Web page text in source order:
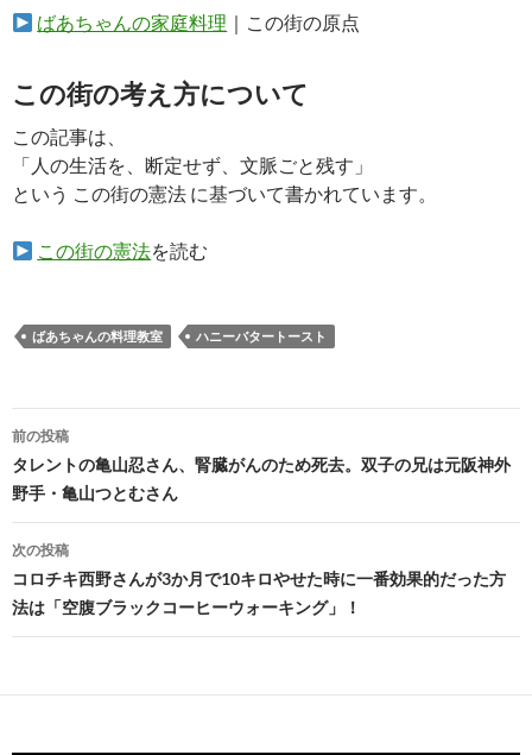
ばあちゃんの家庭料理 ｜この街の原点
この街の考え方について
この記事は、
「人の生活を、断定せず、文脈ごと残す」
という この街の憲法 に基づいて書かれています。
この街の憲法を読む
ばあちゃんの料理教室 ハニーバタートースト
投
稿
ナ
ビ
ゲ
ー
前の投稿
タレントの亀山忍さん、腎臓がんのため死去。双子の兄は元阪神外
野手・亀山つとむさん
次の投稿
コロチキ西野さんが3か月で10キロやせた時に一番効果的だった方
法は「空腹ブラックコーヒーウォーキング」！